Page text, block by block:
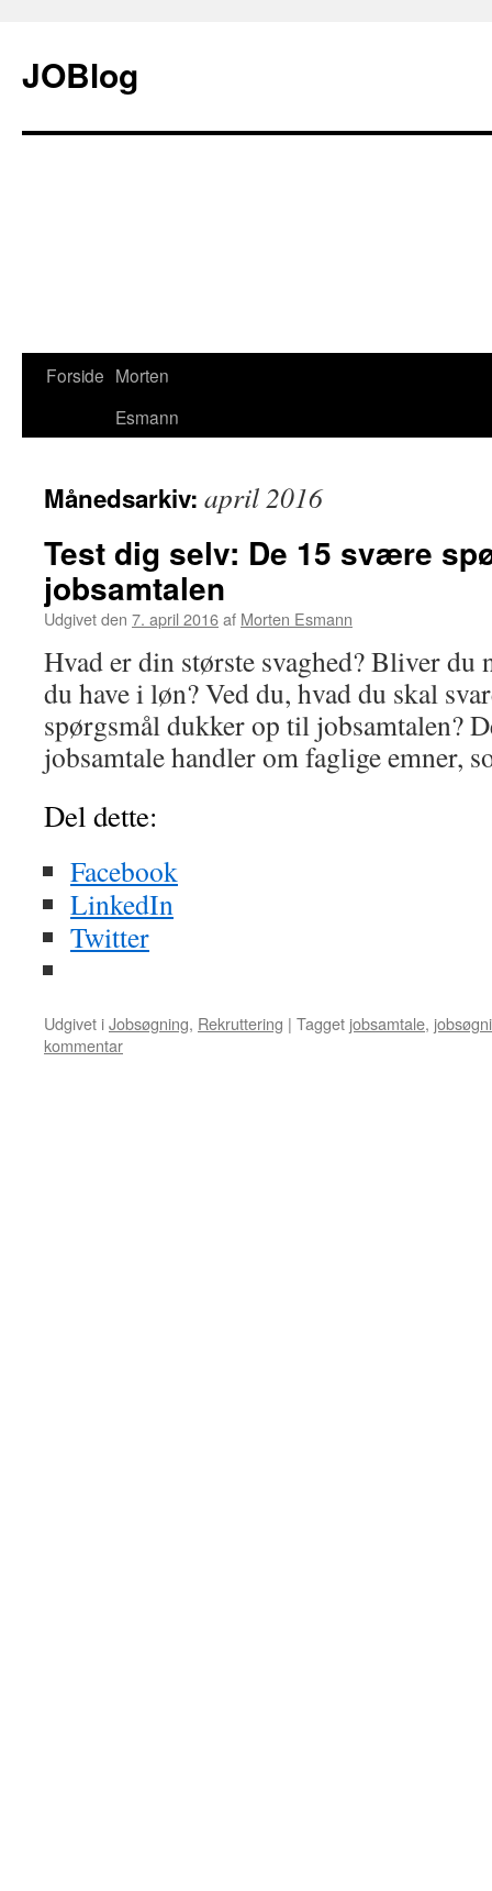
JOBlog
Hop
Forside Morten
Esmann
Månedsarkiv: april 2016
Test dig selv: De 15 svære
jobsamtalen
Udgivet den 7. april 2016af Morten Esmann
Hvad er din største svaghed? Bliver du
du have i løn? Ved du, hvad du skal
spørgsmål dukker op til jobsamtalen?
jobsamtale handler om faglige emner,
Del dette:
Facebook
LinkedIn
Twitter
Udgivet iJobsøgning, Rekruttering | Tagget jobsamtale,
kommentar